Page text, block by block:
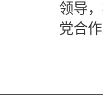
领导
党合